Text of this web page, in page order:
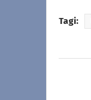
Tagi: